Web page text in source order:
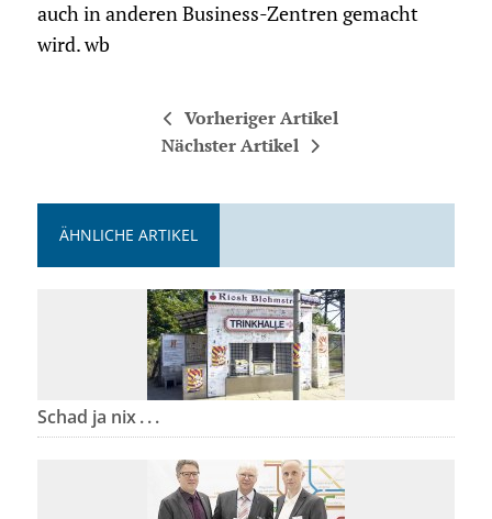
auch in anderen Business-Zentren gemacht
wird. wb
Vorheriger Artikel
Nächster Artikel
ÄHNLICHE ARTIKEL
Schad ja nix . . .